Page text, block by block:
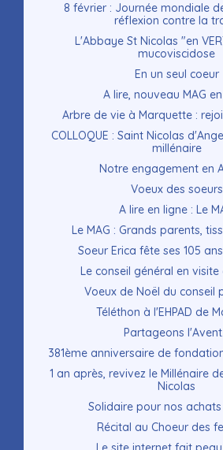
8 février : Journée mondiale
réflexion contre la
L'Abbaye St Nicolas "en
mucoviscidose
En un seul coeur
A lire, nouveau MAG
Arbre de vie à Marquette :
COLLOQUE : Saint Nicolas
millénaire
Notre engagement en
Voeux des soeurs
A lire en ligne : Le
Le MAG : Grands parents,
Soeur Erica fête ses 105
Le conseil général en visite
Voeux de Noël du conseil
Téléthon à l'EHPAD de
Partageons
381ème anniversaire de
1 an après, revivez le Millénaire
Nicolas
Solidaire pour nos
Récital au Choeur des